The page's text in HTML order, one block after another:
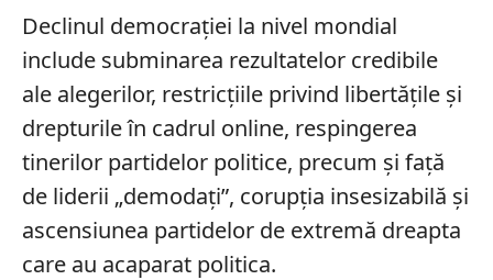
Declinul democrației la nivel mondial
include subminarea rezultatelor credibile
ale alegerilor, restricțiile privind libertățile și
drepturile în cadrul online, respingerea
tinerilor partidelor politice, precum și față
de liderii „demodați”, corupția insesizabilă și
ascensiunea partidelor de extremă dreapta
care au acaparat politica.